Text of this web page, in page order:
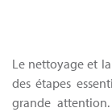
Le nettoyage et
des étapes
grande